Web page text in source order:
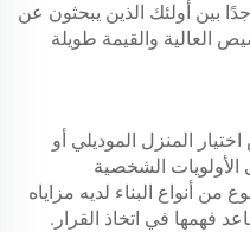
بين أولئك الذين يبحثون عن
والقيمة طويلة
المنزل الموديلي أو
الأولويات الشخصية
من أنواع البناء لديه مزاياه
فهمها في اتخاذ القرار.